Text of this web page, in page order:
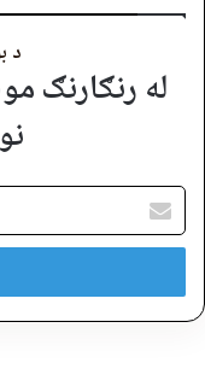
د
له رنګارنګ
برېښنالیک
پته